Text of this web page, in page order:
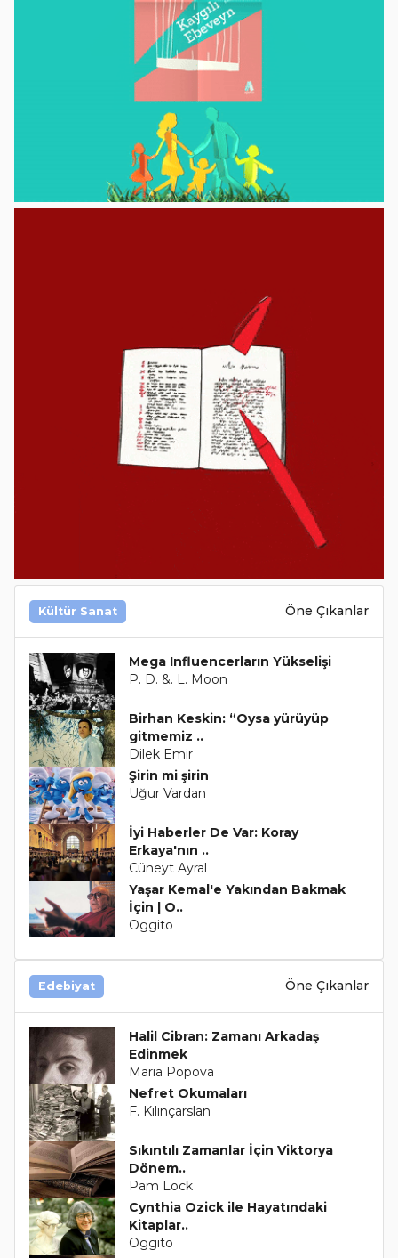
Kültür Sanat Öne Çıkanlar
Mega Influencerların Yükselişi
P. D. &. L. Moon
Birhan Keskin: “Oysa yürüyüp
gitmemiz ..
Dilek Emir
Şirin mi şirin
Uğur Vardan
İyi Haberler De Var: Koray
Erkaya'nın ..
Cüneyt Ayral
Yaşar Kemal'e Yakından Bakmak
İçin | O..
Oggito
Edebiyat Öne Çıkanlar
Halil Cibran: Zamanı Arkadaş
Edinmek
Maria Popova
Nefret Okumaları
F. Kılınçarslan
Sıkıntılı Zamanlar İçin Viktorya
Dönem..
Pam Lock
Cynthia Ozick ile Hayatındaki
Kitaplar..
Oggito